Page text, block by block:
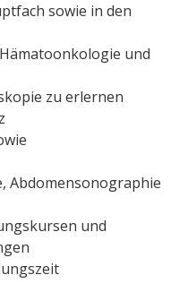
sowie in den
und
zu erlernen
Abdomensonographie
und